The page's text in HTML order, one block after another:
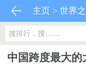
主页 >世界
中国跨度最大的